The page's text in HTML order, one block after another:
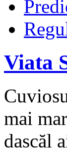
Viata
mai
dascăl